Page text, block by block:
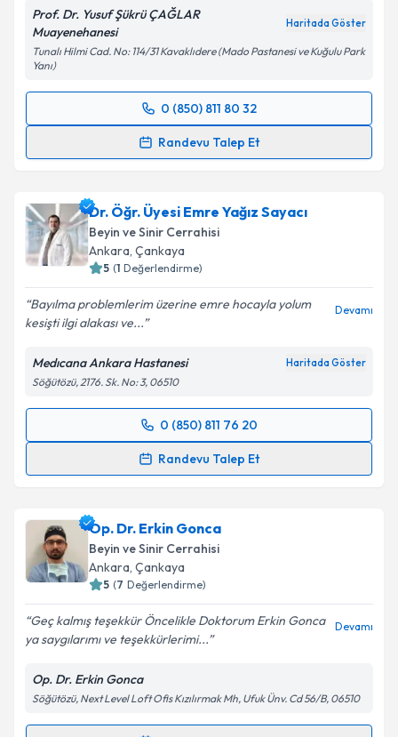
'ni okudum ve kişisel verilerimin belirtilen
kapsamda işlenmesini kabul ediyorum.
Prof. Dr. Yusuf Şükrü ÇAĞLAR
Muayenehanesi
Haritada Göster
Tunalı Hilmi Cad. No: 114/31 Kavaklıdere (Mado Pastanesi ve Kuğulu Park
Yanı)
0 (850) 811 80 32
Randevu Talep Et
Randevu Takvimi Talebi
için bir takvim hazırlandığında e-posta ile
bilgilendireceğiz.
E-posta Adresiniz
Metni'ni okudum ve kişisel verilerimin belirtilen
kapsamda işlenmesini kabul ediyorum.
Takvim Talebini Gönder
Dr. Öğr. Üyesi Emre Yağız Sayacı
Beyin ve Sinir Cerrahisi
Ankara, Çankaya
5 (1 Değerlendirme)
Bayılma problemlerim üzerine emre hocayla yolum
kesişti ilgi alakası ve...
Devamı
Medıcana Ankara Hastanesi Haritada Göster
Söğütözü, 2176. Sk. No: 3, 06510
0 (850) 811 76 20
Randevu Talep Et
Randevu Takvimi Talebi
almanız için bir takvim hazırlandığında e-posta ile
bilgilendireceğiz.
E-posta Adresiniz
Metni'ni okudum ve kişisel verilerimin belirtilen
kapsamda işlenmesini kabul ediyorum.
Op. Dr. Erkin Gonca
Beyin ve Sinir Cerrahisi
Ankara, Çankaya
5 (7 Değerlendirme)
Geç kalmış teşekkür Öncelikle Doktorum Erkin Gonca
ya saygılarımı ve teşekkürlerimi...
Devamı
Op. Dr. Erkin Gonca
Söğütözü, Next Level Loft Ofis Kızılırmak Mh, Ufuk Ünv. Cd 56/B, 06510